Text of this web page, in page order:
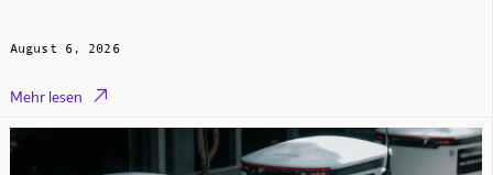
August 6, 2026
Mehr lesen 